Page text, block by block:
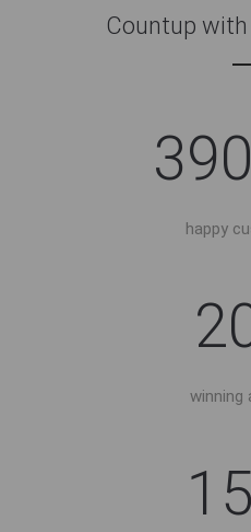
Countup
happy
winning